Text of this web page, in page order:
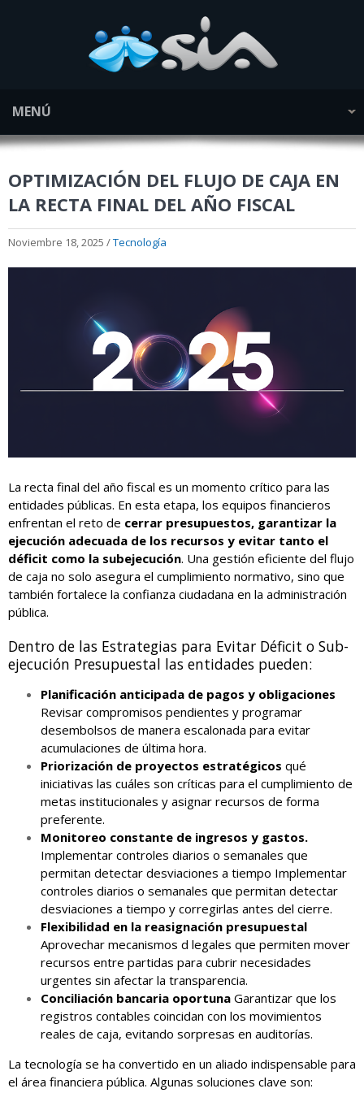
MENÚ
OPTIMIZACIÓN DEL FLUJO DE CAJA EN
LA RECTA FINAL DEL AÑO FISCAL
Noviembre 18, 2025 /Tecnología
La recta final del año fiscal es un momento crítico para las
entidades públicas. En esta etapa, los equipos financieros
enfrentan el reto de cerrar presupuestos, garantizar la
ejecución adecuada de los recursos y evitar tanto el
déficit como la subejecución. Una gestión eficiente del flujo
de caja no solo asegura el cumplimiento normativo, sino que
también fortalece la confianza ciudadana en la administración
pública.
Dentro de las Estrategias para Evitar Déficit o Sub-
ejecución Presupuestal las entidades pueden:
Planificación anticipada de pagos y obligaciones
Revisar compromisos pendientes y programar
desembolsos de manera escalonada para evitar
acumulaciones de última hora.
Priorización de proyectos estratégicos qué
iniciativas las cuáles son críticas para el cumplimiento de
metas institucionales y asignar recursos de forma
preferente.
Monitoreo constante de ingresos y gastos.
Implementar controles diarios o semanales que
permitan detectar desviaciones a tiempo Implementar
controles diarios o semanales que permitan detectar
desviaciones a tiempo y corregirlas antes del cierre.
Flexibilidad en la reasignación presupuestal
Aprovechar mecanismos d legales que permiten mover
recursos entre partidas para cubrir necesidades
urgentes sin afectar la transparencia.
Conciliación bancaria oportuna Garantizar que los
registros contables coincidan con los movimientos
reales de caja, evitando sorpresas en auditorías.
La tecnología se ha convertido en un aliado indispensable para
el área financiera pública. Algunas soluciones clave son: